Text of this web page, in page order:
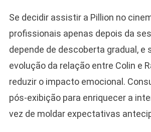
Se decidir assistir a Pillion no
profissionais apenas depois da
depende de descoberta gradual, e
evolução da relação entre Colin e
reduzir o impacto emocional.
pós-exibição para enriquecer a
vez de moldar expectativas